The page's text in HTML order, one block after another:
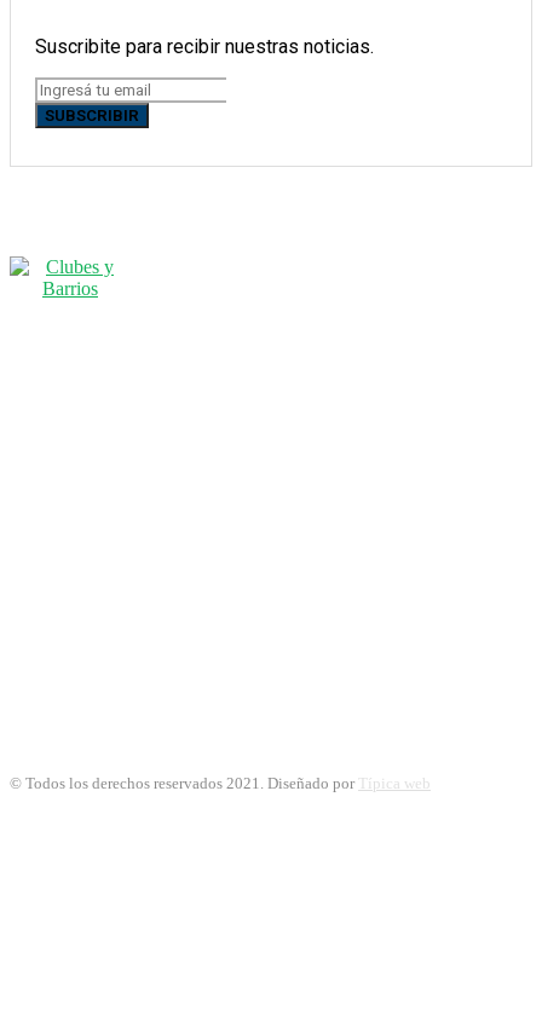
Suscribite para recibir nuestras noticias.
SUBSCRIBIR
© Todos los derechos reservados 2021. Diseñado por Típica web